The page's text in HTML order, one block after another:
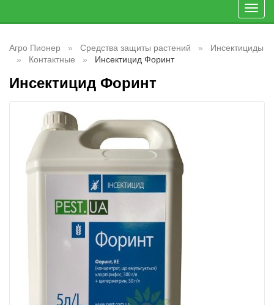
Агро Пионер Средства защиты растений
Инсектициды
Контактные
Инсектицид Форинт
Инсектицид Форинт